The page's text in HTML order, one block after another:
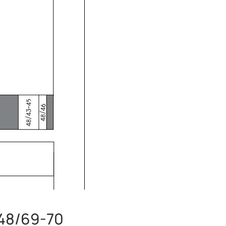
69-70